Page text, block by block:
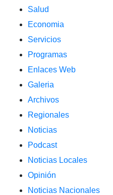
Salud
Economia
Servicios
Programas
Enlaces Web
Galeria
Archivos
Regionales
Noticias
Podcast
Noticias Locales
Opinión
Noticias Nacionales